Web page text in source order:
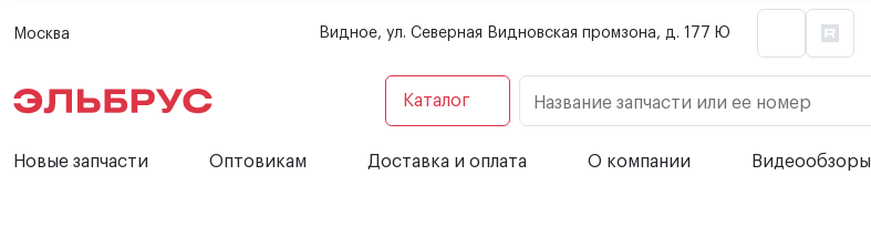
Москва Видное, ул. Северная Видновская промзона, д. 177 Ю
Каталог Название запчасти или ее номер
Новые запчасти Оптовикам Доставка и оплата О компании Видеообзоры